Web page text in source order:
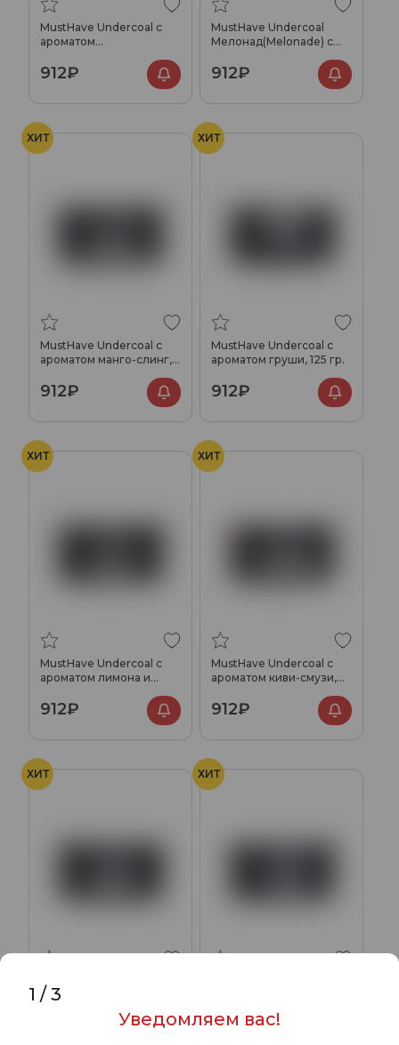
MustHave Undercoal с
ароматом
гр.
912₽
MustHave Undercoal
Мелонад(Melonade) с
и барбариса, 125 гр.
912₽
ХИТ
MustHave Undercoal с
ароматом манго-слинг,
912₽
ХИТ
MustHave Undercoal с
ароматом груши, 125 гр.
912₽
ХИТ
MustHave Undercoal с
ароматом лимона и
912₽
ХИТ
MustHave Undercoal с
ароматом киви-смузи,
912₽
ХИТ
MustHave Undercoal с
ароматом грейпфрута,
ХИТ
мяты, 125 гр.
912₽
1 /3
Уведомляем вас!